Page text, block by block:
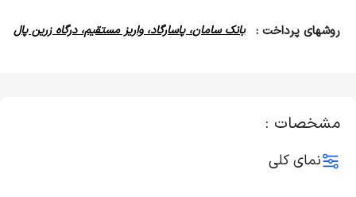
روشهای پرداخت : بانک سامان، پاسارگاد، واریز مستقیم، درگاه زرین پال
مشخصات :
نمای کلی